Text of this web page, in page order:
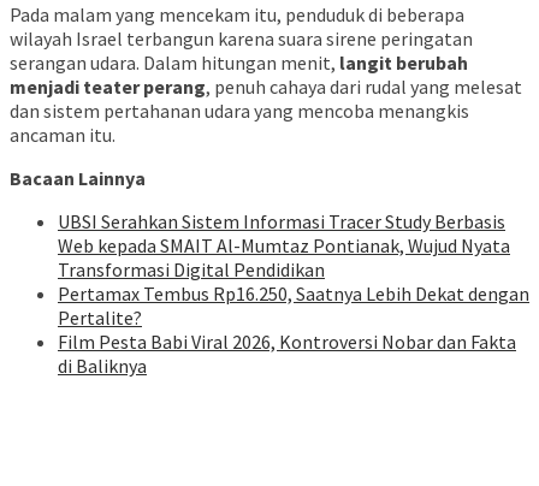
Pada malam yang mencekam itu, penduduk di beberapa
wilayah Israel terbangun karena suara sirene peringatan
serangan udara. Dalam hitungan menit, langit berubah
menjadi teater perang, penuh cahaya dari rudal yang melesat
dan sistem pertahanan udara yang mencoba menangkis
ancaman itu.
Bacaan Lainnya
UBSI Serahkan Sistem Informasi Tracer Study Berbasis
Web kepada SMAIT Al-Mumtaz Pontianak, Wujud Nyata
Transformasi Digital Pendidikan
Pertamax Tembus Rp16.250, Saatnya Lebih Dekat dengan
Pertalite?
Film Pesta Babi Viral 2026, Kontroversi Nobar dan Fakta
di Baliknya